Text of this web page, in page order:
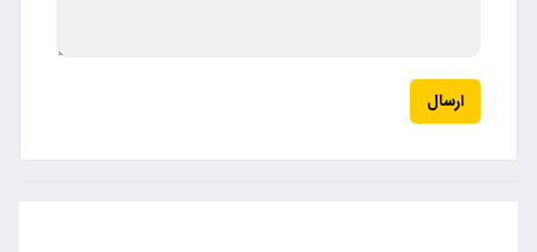
ارسال